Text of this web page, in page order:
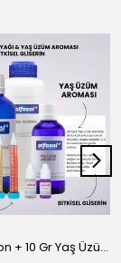
100 Gr Anason + 10 Gr Yaş Üzüm + 250 Gr Gliserin + Alkol Test Kiti